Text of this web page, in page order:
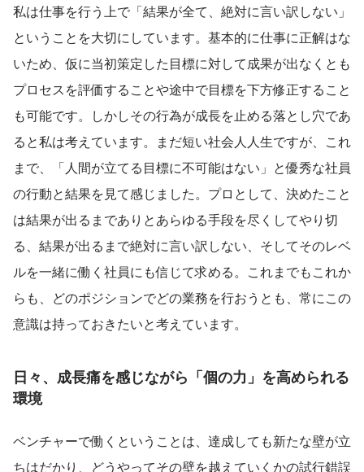
私は仕事を行う上で「結果が全て、絶対に言い訳しない」
ということを大切にしています。基本的に仕事に正解はな
いため、仮に当初策定した目標に対して成果が出なくとも
プロセスを評価することや途中で目標を下方修正すること
も可能です。しかしその行為が成長を止める落とし穴であ
ると私は考えています。まだ短い社会人人生ですが、これ
まで、「人間が立てる目標に不可能はない」と優秀な社員
の行動と結果を見て感じました。プロとして、決めたこと
は結果が出るまでありとあらゆる手段を尽くしてやり切
る、結果が出るまで絶対に言い訳しない、そしてそのレベ
ルを一緒に働く社員にも信じて求める。これまでもこれか
らも、どのポジションでどの業務を行おうとも、常にこの
意識は持っておきたいと考えています。
日々、成長痛を感じながら「個の力」を高められる
環境
ベンチャーで働くということは、達成しても新たな壁が立
ちはだかり、どうやってその壁を越えていくかの試行錯誤